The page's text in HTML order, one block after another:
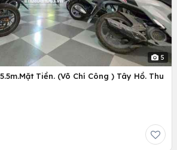
5
Tiền. (Võ Chí Công ) Tây Hồ. Thu